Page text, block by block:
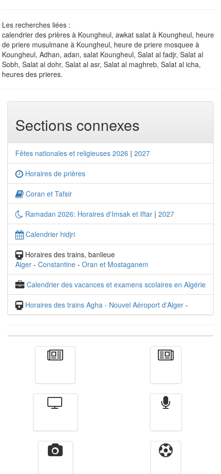
Les recherches liées :
calendrier des prières à Koungheul, awkat salat à Koungheul, heure
de priere musulmane à Koungheul, heure de priere mosquee à
Koungheul, Adhan, adan, salat Koungheul, Salat al fadjr, Salat al
Sobh, Salat al dohr, Salat al asr, Salat al maghreb, Salat al icha,
heures des prieres.
Sections connexes
Fêtes nationales et religieuses 2026 | 2027
Horaires de prières
Coran et Tafsir
Ramadan 2026: Horaires d'Imsak et Iftar | 2027
Calendrier hidjri
Horaires des trains, banlieue
Alger - Constantine - Oran et Mostaganem
Calendrier des vacances et examens scolaires en Algérie
Horaires des trains Agha - Nouvel Aéroport d'Alger -